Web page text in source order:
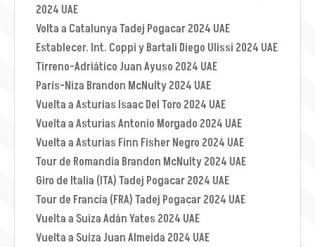
2024 UAE
Volta a Catalunya Tadej Pogacar 2024 UAE
Establecer. Int. Coppi y Bartali Diego Ulissi 2024 UAE
Tirreno-Adriático Juan Ayuso 2024 UAE
París-Niza Brandon McNulty 2024 UAE
Vuelta a Asturias Isaac Del Toro 2024 UAE
Vuelta a Asturias Antonio Morgado 2024 UAE
Vuelta a Asturias Finn Fisher Negro 2024 UAE
Tour de Romandía Brandon McNulty 2024 UAE
Giro de Italia (ITA) Tadej Pogacar 2024 UAE
Tour de Francia (FRA) Tadej Pogacar 2024 UAE
Vuelta a Suiza Adán Yates 2024 UAE
Vuelta a Suiza Juan Almeida 2024 UAE